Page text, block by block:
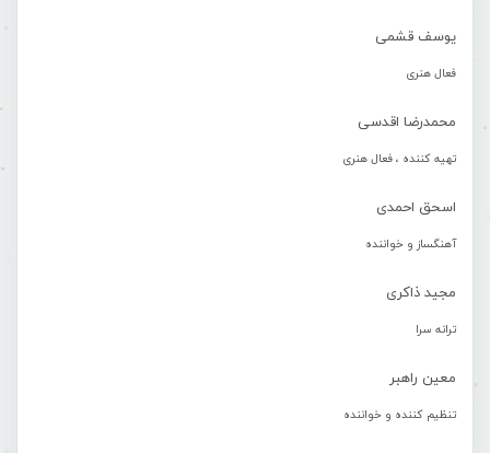
یوسف قشمی
فعال هنری
محمدرضا اقدسی
تهیه کننده ، فعال هنری
اسحق احمدی
آهنگساز و خواننده
مجید ذاکری
ترانه سرا
معین راهبر
تنظیم کننده و خواننده